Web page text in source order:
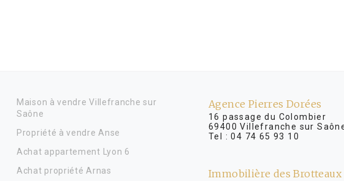
Maison à vendre Villefranche sur
Saône
Propriété à vendre Anse
Achat appartement Lyon 6
Achat propriété Arnas
Agence Pierres Dorées
16 passage du Colombier
69400 Villefranche sur
Tel :04 74 65 93 10
Immobilière des Brotteaux